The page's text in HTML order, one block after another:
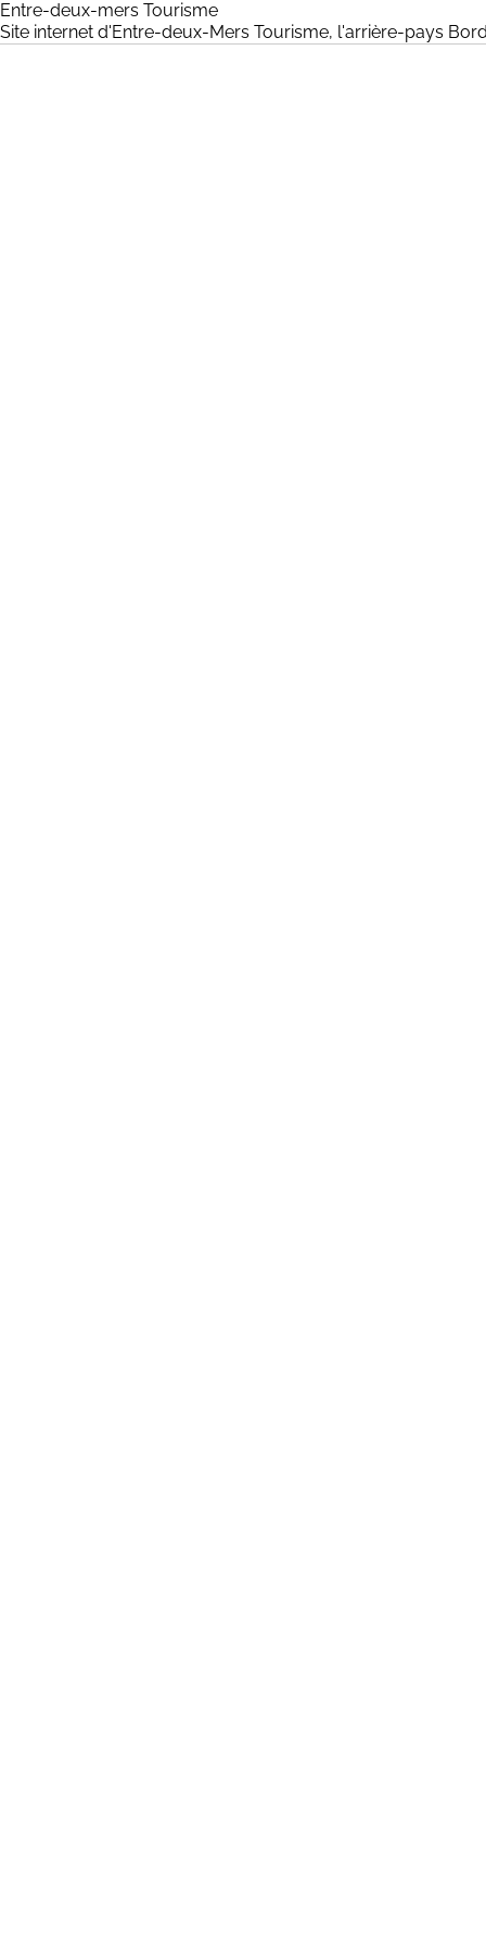
Entre-deux-mers Tourisme
Site internet d'Entre-deux-Mers Tourisme, l'arrière-pays